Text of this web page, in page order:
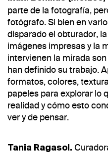
parte de la fotografía,
fotógrafo. Si bien en
disparado el obturador,
imágenes impresas y la
intervienen la mirada
han definido su trabajo.
formatos, colores,
papeles para explorar lo
realidad y cómo esto
ver y de pensar.
Tania Ragasol.